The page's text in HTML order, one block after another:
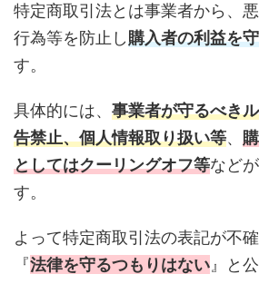
特定商取引法とは事業者から、
行為等を防止し購入者の利益を
す。
具体的には、 事業者が守るべき
告禁止、個人情報取り扱い等、
としてはクーリングオフ等など
す。
よって特定商取引法の表記が不
『法律を守るつもりはない』と